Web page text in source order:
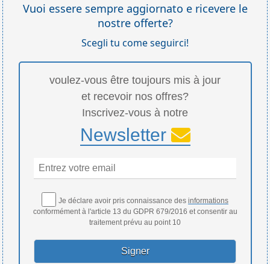
Vuoi essere sempre aggiornato e ricevere le
nostre offerte?
Scegli tu come seguirci!
voulez-vous être toujours mis à jour
et recevoir nos offres?
Inscrivez-vous à notre
Newsletter
Je déclare avoir pris connaissance des informations
conformément à l'article 13 du GDPR 679/2016 et consentir au
traitement prévu au point 10